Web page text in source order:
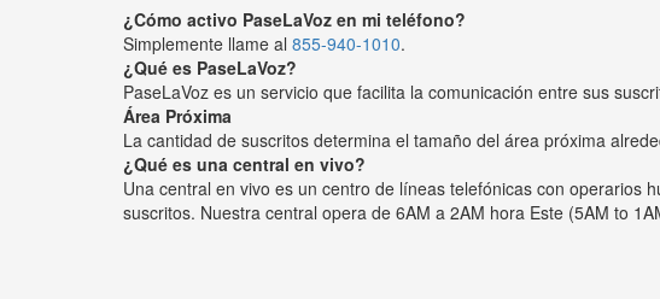
¿Cómo activo PaseLaVoz en mi teléfono?
Simplemente llame al 855-940-1010.
¿Qué es PaseLaVoz?
PaseLaVoz es un servicio que facilita la comunicación entre sus
Área Próxima
La cantidad de suscritos determina el tamaño del área próxima
¿Qué es una central en vivo?
Una central en vivo es un centro de líneas telefónicas con operarios
suscritos. Nuestra central opera de 6AM a 2AM hora Este (5AM to